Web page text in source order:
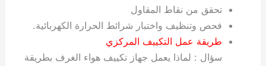
تحقق من نقاط المقاول
فحص وتنظيف واختبار شرائط الحرارة الكهربائية.
طريقة عمل التكييف المركزي
سؤال : لماذا يعمل جهاز تكييف هواء الغرف بطريقة